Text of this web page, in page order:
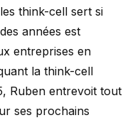
think-cell sert si
années est
entreprises en
la think-cell
Ruben entrevoit tout
ses prochains